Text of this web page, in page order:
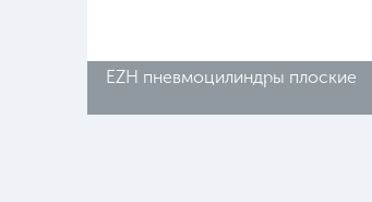
EZH пневмоцилиндры плоские